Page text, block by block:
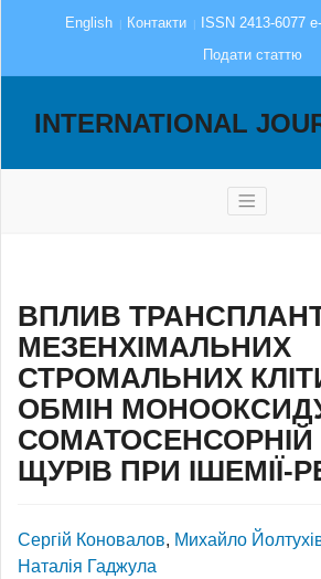
English Контакти
ISSN 2413-6077
Подати статтю
INTERNATIONAL
ВПЛИВ
МЕЗЕНХІМАЛЬНИХ
СТРОМАЛЬНИХ
ОБМІН
СОМАТОСЕНСОРНІЙ
ЩУРІВ ПРИ ІШЕМІЇ-
Сергій Коновалов, Михайло
Наталія Гаджула